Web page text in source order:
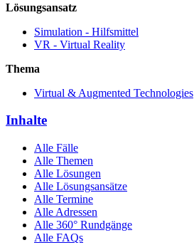
Lösungsansatz
Simulation - Hilfsmittel
VR - Virtual Reality
Thema
Virtual & Augmented Technologies
Inhalte
Alle Fälle
Alle Themen
Alle Lösungen
Alle Lösungsansätze
Alle Termine
Alle Adressen
Alle 360° Rundgänge
Alle FAQs